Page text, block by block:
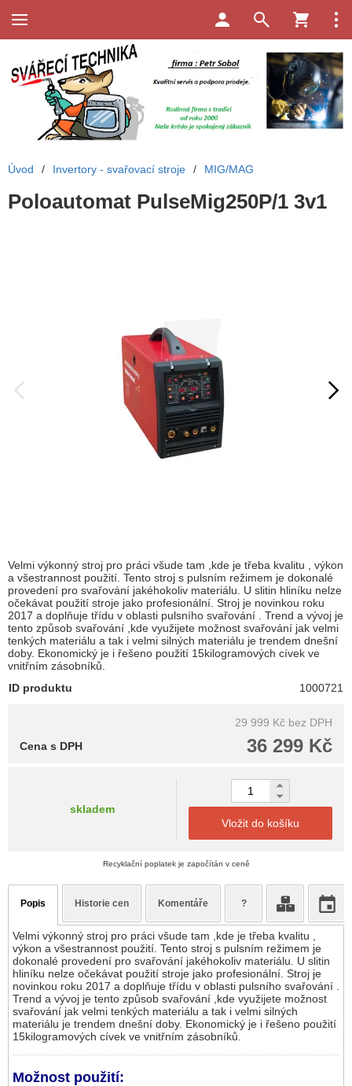
Úvod / Invertory - svařovací stroje / MIG/MAG
Poloautomat PulseMig250P/1 3v1
Velmi výkonný stroj pro práci všude tam ,kde je třeba kvalitu , výkon
a všestrannost použití. Tento stroj s pulsním režimem je dokonalé
provedení pro svařování jakéhokoliv materiálu. U slitin hliníku nelze
očekávat použití stroje jako profesionální. Stroj je novinkou roku
2017 a doplňuje třídu v oblasti pulsního svařování . Trend a vývoj je
tento způsob svařování ,kde využijete možnost svařování jak velmi
tenkých materiálu a tak i velmi silných materiálu je trendem dnešní
doby. Ekonomický je i řešeno použití 15kilogramových cívek ve
vnitřním zásobníků.
ID produktu
1000721
29 999 Kč bez DPH
36 299 Kč
Cena s DPH
skladem
Vložit do košíku
Recyklační poplatek je započítán v ceně
Popis Historie cen Komentáře ?
Velmi výkonný stroj pro práci všude tam ,kde je třeba kvalitu ,
výkon a všestrannost použití. Tento stroj s pulsním režimem je
dokonalé provedení pro svařování jakéhokoliv materiálu. U slitin
hliníku nelze očekávat použití stroje jako profesionální. Stroj je
novinkou roku 2017 a doplňuje třídu v oblasti pulsního svařování .
Trend a vývoj je tento způsob svařování ,kde využijete možnost
svařování jak velmi tenkých materiálu a tak i velmi silných
materiálu je trendem dnešní doby. Ekonomický je i řešeno použití
15kilogramových cívek ve vnitřním zásobníků.
Možnost použití: